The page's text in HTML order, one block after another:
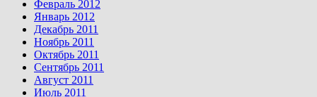
Февраль 2012
Январь 2012
Декабрь 2011
Ноябрь 2011
Октябрь 2011
Сентябрь 2011
Август 2011
Июль 2011